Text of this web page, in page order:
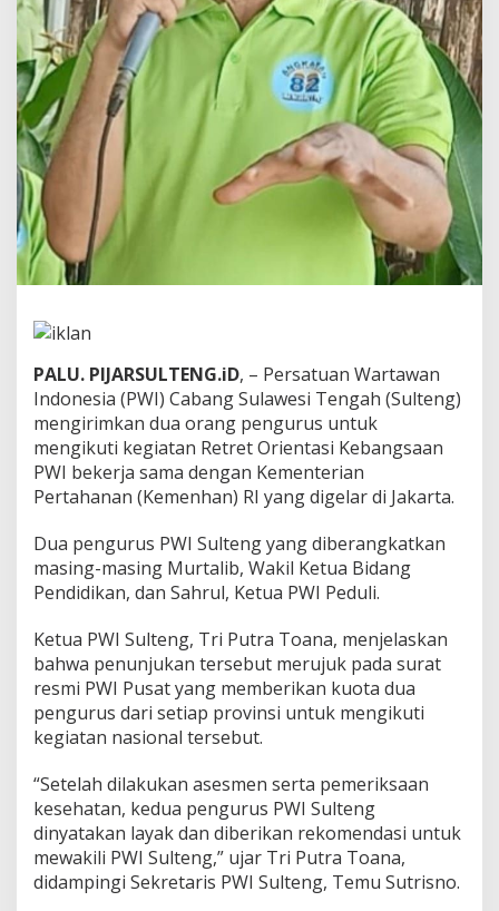
n
g
W
I
K
e
m
e
h
a
n
PALU. PIJARSULTENG.iD, – Persatuan Wartawan
Indonesia (PWI) Cabang Sulawesi Tengah (Sulteng)
mengirimkan dua orang pengurus untuk
mengikuti kegiatan Retret Orientasi Kebangsaan
PWI bekerja sama dengan Kementerian
Pertahanan (Kemenhan) RI yang digelar di Jakarta.
Dua pengurus PWI Sulteng yang diberangkatkan
masing-masing Murtalib, Wakil Ketua Bidang
Pendidikan, dan Sahrul, Ketua PWI Peduli.
Ketua PWI Sulteng, Tri Putra Toana, menjelaskan
bahwa penunjukan tersebut merujuk pada surat
resmi PWI Pusat yang memberikan kuota dua
pengurus dari setiap provinsi untuk mengikuti
kegiatan nasional tersebut.
“Setelah dilakukan asesmen serta pemeriksaan
kesehatan, kedua pengurus PWI Sulteng
dinyatakan layak dan diberikan rekomendasi untuk
mewakili PWI Sulteng,” ujar Tri Putra Toana,
didampingi Sekretaris PWI Sulteng, Temu Sutrisno.